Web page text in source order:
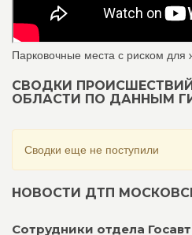
Парковочные места с риском для
СВОДКИ
ОБЛАСТИ ПО ДАННЫМ
Сводки еще не поступили
НОВОСТИ ДТП
Сотрудники отдела